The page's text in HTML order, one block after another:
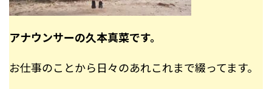
アナウンサーの久本真菜です。
お仕事のことから日々のあれこれまで綴ってます。